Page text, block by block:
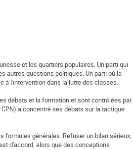
et les quartiers populaires. Un parti qui
autres questions politiques. Un parti où la
à l'intervention dans la lutte des classes.
débats et la formation et sont contrôlées par
a concentré ses débats sur la tactique
formules générales. Refuser un bilan sérieux,
d'accord, alors que des conceptions